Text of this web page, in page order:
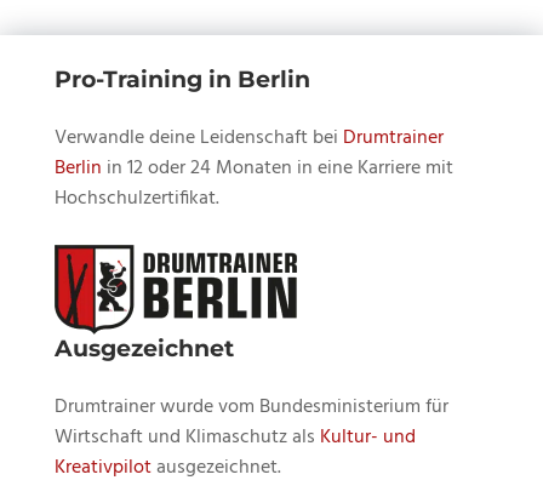
Pro-Training in Berlin
Verwandle deine Leidenschaft bei Drumtrainer
Berlin in 12 oder 24 Monaten in eine Karriere mit
Hochschulzertifikat.
Ausgezeichnet
Drumtrainer wurde vom Bundesministerium für
Wirtschaft und Klimaschutz als Kultur- und
Kreativpilotausgezeichnet.